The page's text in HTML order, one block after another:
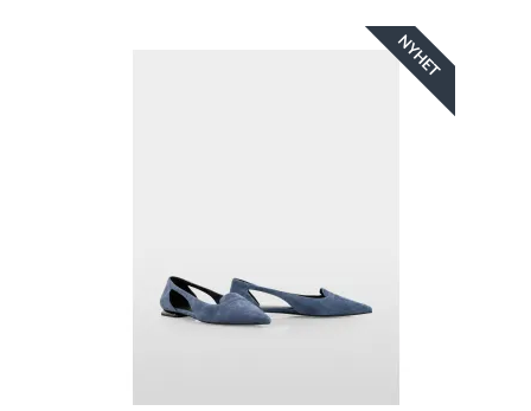
NYHET